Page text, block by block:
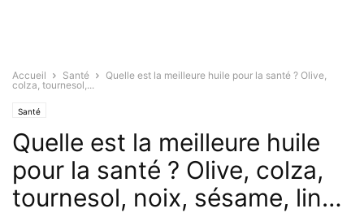
Accueil Santé
Quelle est la meilleure huile pour la santé ? Olive,
colza, tournesol,...
Santé
Quelle est la meilleure huile
pour la santé ? Olive, colza,
tournesol, noix, sésame, lin…